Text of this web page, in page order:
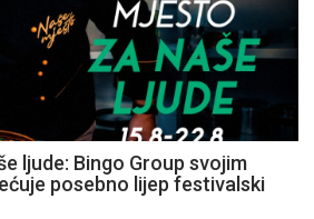
ljude: Bingo Group svojim
posebno lijep festivalski